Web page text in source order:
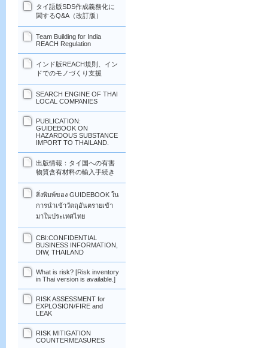
タイ語版SDS作成義務化に
関するQ&A（改訂版）
Team Building for India
REACH Regulation
インド版REACH規則、イン
ドでのモノづくり支援
SEARCH ENGINE OF THAI
LOCAL COMPANIES
PUBLICATION:
GUIDEBOOK ON
HAZARDOUS SUBSTANCE
IMPORT TO THAILAND.
出版情報：タイ国への有害
物質含有材料の輸入手続き
สิ่งพิมพ์ของ GUIDEBOOK ใน
การนำเข้าวัตถุอันตรายเข้า
มาในประเทศไทย
CBI:CONFIDENTIAL
BUSINESS INFORMATION,
DIW, THAILAND
What is risk? [Risk inventory
in Thai version is available.]
RISK ASSESSMENT for
EXPLOSION/FIRE and
LEAK
RISK MITIGATION
COUNTERMEASURES